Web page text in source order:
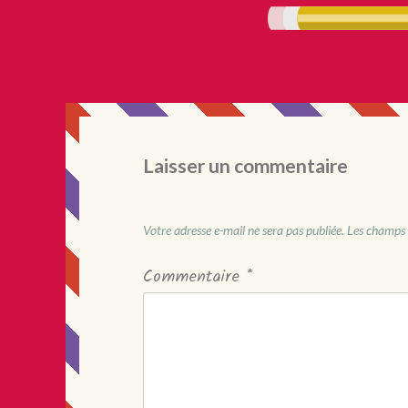
Laisser un commentaire
Votre adresse e-mail ne sera pas publiée. Les
Commentaire *